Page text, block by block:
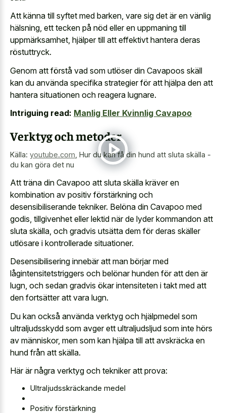
Att känna till syftet med barken, vare sig det är en vänlig
hälsning, ett tecken på nöd eller en uppmaning till
uppmärksamhet, hjälper till att effektivt hantera deras
röstuttryck.
Genom att förstå vad som utlöser din Cavapoos skäll
kan du använda specifika strategier för att hjälpa den att
hantera situationen och reagera lugnare.
Intriguing read: Manlig Eller Kvinnlig Cavapoo
Verktyg och metoder
Källa: youtube.com Hur du kan få din hund att sluta skälla -
du kan göra det nu
Att träna din Cavapoo att sluta skälla kräver en
kombination av positiv förstärkning och
desensibiliserande tekniker. Belöna din Cavapoo med
godis, tillgivenhet eller lektid när de lyder kommandon att
sluta skälla, och gradvis utsätta dem för deras skäller
utlösare i kontrollerade situationer.
Desensibilisering innebär att man börjar med
lågintensitetstriggers och belönar hunden för att den är
lugn, och sedan gradvis ökar intensiteten i takt med att
den fortsätter att vara lugn.
Du kan också använda verktyg och hjälpmedel som
ultraljudsskydd som avger ett ultraljudsljud som inte hörs
av människor, men som kan hjälpa till att avskräcka en
hund från att skälla.
Här är några verktyg och tekniker att prova:
Ultraljudsskräckande medel
Positiv förstärkning